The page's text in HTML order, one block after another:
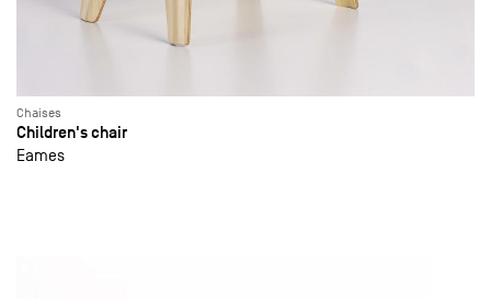
Chaises
Children's chair
Eames